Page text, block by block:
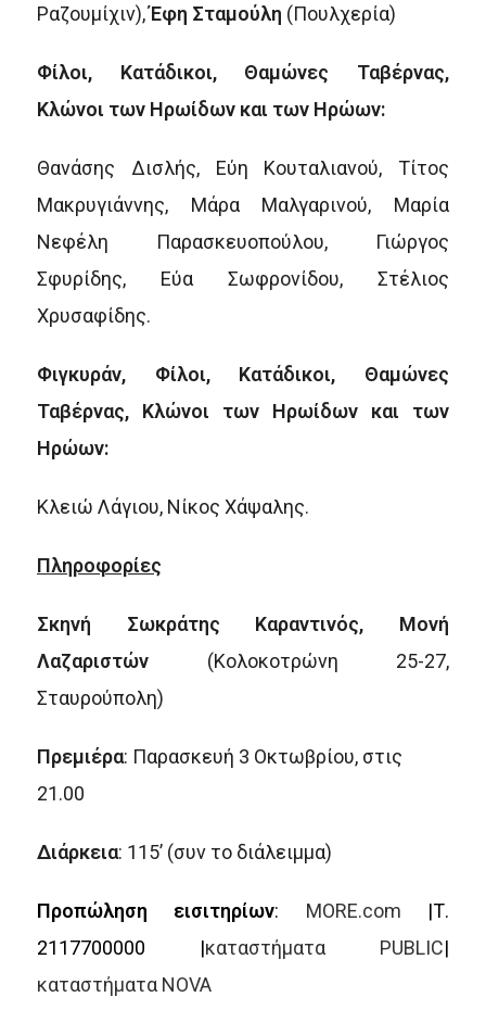
Ραζουμίχιν),Έφη Σταμούλη (Πουλχερία)
Φίλοι, Κατάδικοι, Θαμώνες Ταβέρνας,
Κλώνοι των Ηρωίδων και των Ηρώων:
Θανάσης Δισλής, Εύη Κουταλιανού, Τίτος
Μακρυγιάννης, Μάρα Μαλγαρινού, Μαρία
Νεφέλη Παρασκευοπούλου, Γιώργος
Σφυρίδης, Εύα Σωφρονίδου, Στέλιος
Χρυσαφίδης.
Φιγκυράν, Φίλοι, Κατάδικοι, Θαμώνες
Ταβέρνας, Κλώνοι των Ηρωίδων και των
Ηρώων:
Κλειώ Λάγιου, Νίκος Χάψαλης.
Πληροφορίες
Σκηνή Σωκράτης Καραντινός, Μονή
Λαζαριστών (Κολοκοτρώνη 25-27,
Σταυρούπολη)
Πρεμιέρα: Παρασκευή 3 Οκτωβρίου, στις
21.00
Διάρκεια: 115’ (συν το διάλειμμα)
Προπώληση εισιτηρίων: MORE.com |Τ.
2117700000 |καταστήματα PUBLIC|
καταστήματα NOVA